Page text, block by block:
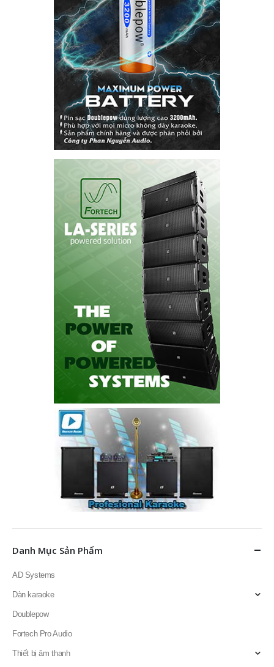
Danh Mục Sản Phẩm
AD Systems
Dàn karaoke
Doublepow
Fortech Pro Audio
Thiết bị âm thanh